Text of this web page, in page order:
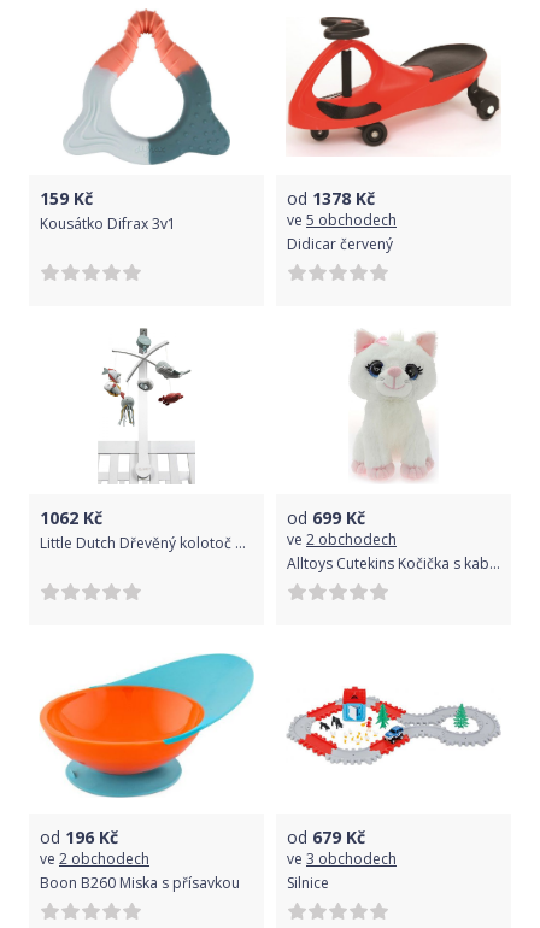
159 Kč
Kousátko Difrax 3v1
od 1378 Kč
ve 5 obchodech
Didicar červený
1062 Kč
Little Dutch Dřevěný kolotoč bílý ocean mint
od 699 Kč
ve 2 obchodech
Alltoys Cutekins Kočička s kabelkou Cutekins
od 196 Kč
ve 2 obchodech
Boon B260 Miska s přísavkou
od 679 Kč
ve 3 obchodech
Silnice